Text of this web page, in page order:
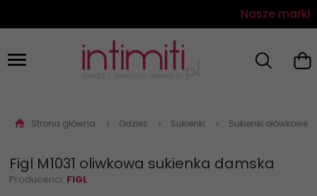
Nasze marki
Strona główna Odzież Sukienki Sukienki ołówkowe
Figl M1031 oliwkowa sukienka damska
Producenci: FIGL